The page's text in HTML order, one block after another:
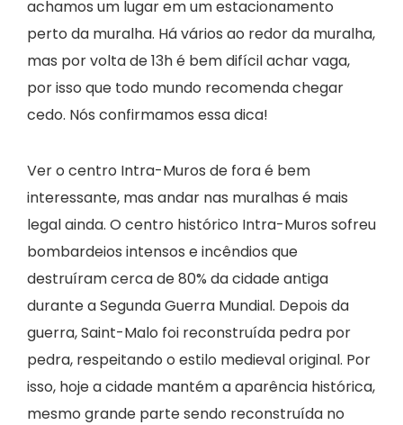
achamos um lugar em um estacionamento
perto da muralha. Há vários ao redor da muralha,
mas por volta de 13h é bem difícil achar vaga,
por isso que todo mundo recomenda chegar
cedo. Nós confirmamos essa dica!
Ver o centro Intra-Muros de fora é bem
interessante, mas andar nas muralhas é mais
legal ainda. O centro histórico Intra-Muros sofreu
bombardeios intensos e incêndios que
destruíram cerca de 80% da cidade antiga
durante a Segunda Guerra Mundial. Depois da
guerra, Saint-Malo foi reconstruída pedra por
pedra, respeitando o estilo medieval original. Por
isso, hoje a cidade mantém a aparência histórica,
mesmo grande parte sendo reconstruída no